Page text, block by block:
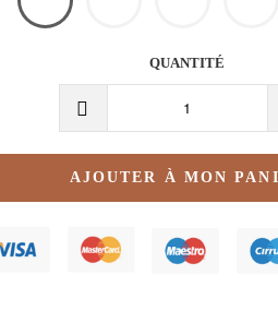
QUANTITÉ
AJOUTER À MON